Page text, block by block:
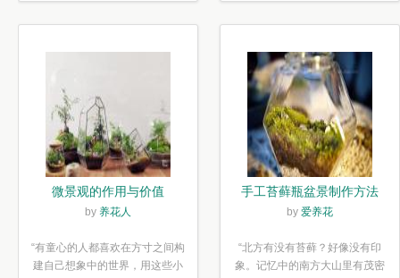
微景观的作用与价值
by 养花人
“有童心的人都喜欢在方寸之间构
建自己想象中的世界，用这些小
手工苔藓瓶盆景制作方法
by 爱养花
“北方有没有苔藓？好像没有印
象。记忆中的南方大山里有茂密